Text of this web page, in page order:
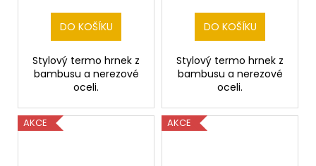
DO KOŠÍKU
Stylový termo hrnek z
bambusu a nerezové
oceli.
DO KOŠÍKU
Stylový termo hrnek z
bambusu a nerezové
oceli.
AKCE AKCE